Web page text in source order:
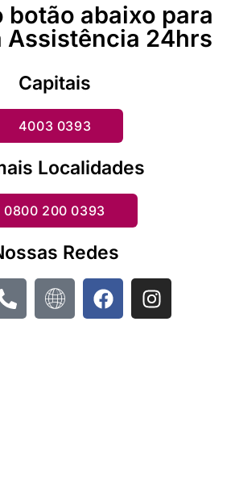
botão abaixo para
Assistência 24hrs
Capitais
4003 0393
Localidades
0800 200 0393
Redes